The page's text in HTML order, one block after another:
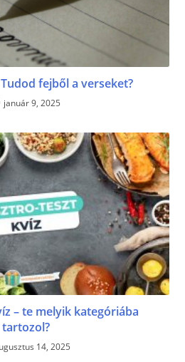
fejből a verseket?
január 9, 2025
– te melyik kategóriába
tartozol?
14, 2025